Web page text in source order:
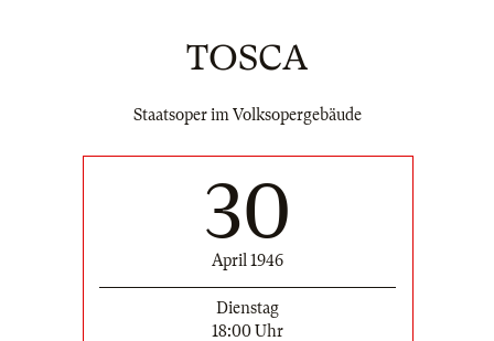
TOSCA
Staatsoper im Volksopergebäude
30
April 1946
Dienstag
18:00 Uhr